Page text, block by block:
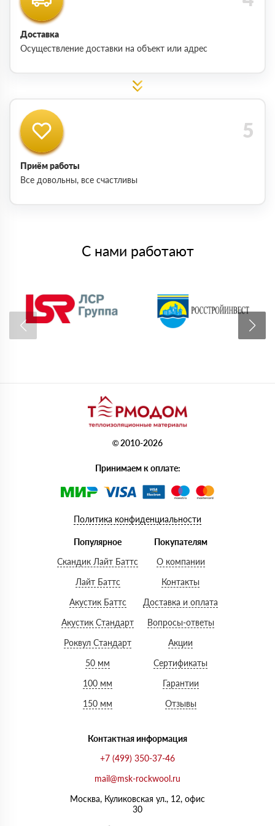
Доставка
Осуществление доставки на объект или адрес
Приём работы
Все довольны, все счастливы
С нами работают
© 2010-2026
Принимаем к оплате:
Политика конфиденциальности
Популярное
Скандик Лайт Баттс
Лайт Баттс
Акустик Баттс
Акустик Стандарт
Роквул Стандарт
50 мм
100 мм
150 мм
Покупателям
О компании
Контакты
Доставка и оплата
Вопросы-ответы
Акции
Сертификаты
Гарантии
Отзывы
Контактная информация
+7 (499) 350-37-46
mail@msk-rockwool.ru
Москва, Куликовская ул., 12, офис
30